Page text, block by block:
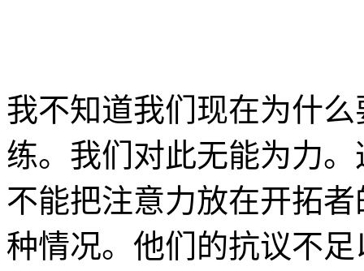
我不知道我们现在为什
练。我们对此无能为力
不能把注意力放在开拓
种情况。他们的抗议不